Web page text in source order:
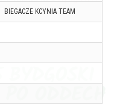
BIEGACZE KCYNIA TEAM